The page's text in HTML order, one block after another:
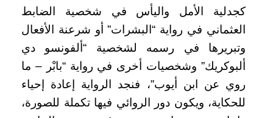
كجدلية الأمل واليأس في شخصية الضابط
العثماني في رواية “البشرات” أو شرعنة الأفعال
وتبريرها في رسمه لشخصية “ألفونسو دي
ألبوكريك” وشخصيات أخرى في رواية “بابْر – ما
روي عن ابن أيوب”، فنجد الرواية إعادة إحياء
للحكاية، ويكون دور الروائي فيها تكملة للصورة،